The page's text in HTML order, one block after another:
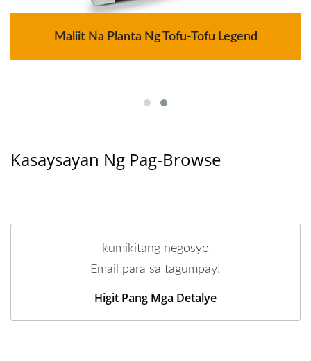
Maliit Na Planta Ng Tofu-Tofu Legend
Kasaysayan Ng Pag-Browse
kumikitang negosyo
Email para sa tagumpay!
Higit Pang Mga Detalye